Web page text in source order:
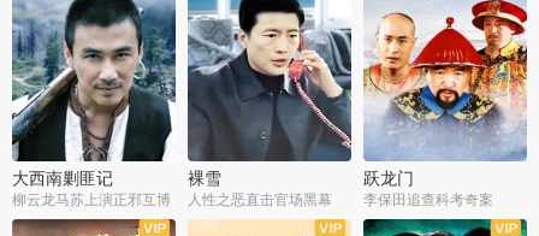
大西南剿匪记
柳云龙马苏上演正邪互博
裸雪
人性之恶直击官场黑幕
跃龙门
李保田追查科考奇案
全36集
全37集 全30集